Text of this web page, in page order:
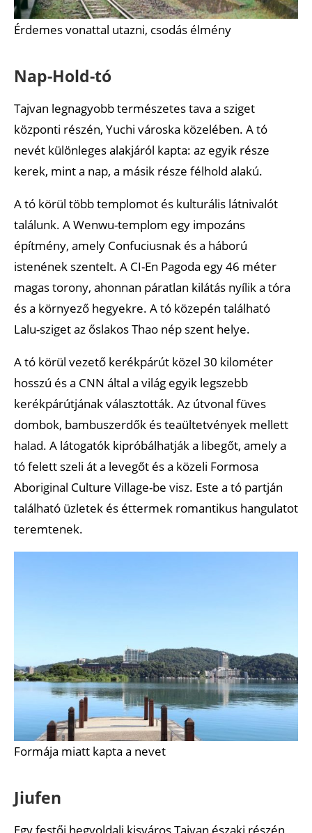
Érdemes vonattal utazni, csodás élmény
Nap-Hold-tó
Tajvan legnagyobb természetes tava a sziget
központi részén, Yuchi városka közelében. A tó
nevét különleges alakjáról kapta: az egyik része
kerek, mint a nap, a másik része félhold alakú.
A tó körül több templomot és kulturális látnivalót
találunk. A Wenwu-templom egy impozáns
építmény, amely Confuciusnak és a háború
istenének szentelt. A CI-En Pagoda egy 46 méter
magas torony, ahonnan páratlan kilátás nyílik a tóra
és a környező hegyekre. A tó közepén található
Lalu-sziget az őslakos Thao nép szent helye.
A tó körül vezető kerékpárút közel 30 kilométer
hosszú és a CNN által a világ egyik legszebb
kerékpárútjának választották. Az útvonal füves
dombok, bambuszerdők és teaültetvények mellett
halad. A látogatók kipróbálhatják a libegőt, amely a
tó felett szeli át a levegőt és a közeli Formosa
Aboriginal Culture Village-be visz. Este a tó partján
található üzletek és éttermek romantikus hangulatot
teremtenek.
Formája miatt kapta a nevet
Jiufen
Egy festői hegyoldali kisváros Tajvan északi részén,